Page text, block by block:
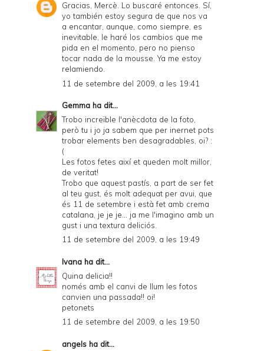
Gracias, Mercè. Lo buscaré entonces. Sí,
yo también estoy segura de que nos va
a encantar, aunque, como siempre, es
inevitable, le haré los cambios que me
pida en el momento, pero no pienso
tocar nada de la mousse. Ya me estoy
relamiendo.
11 de setembre del 2009, a les 19:41
Gemma ha dit...
Trobo increïble l'anècdota de la foto,
però tu i jo ja sabem que per inernet pots
trobar elements ben desagradables, oi? :
(
Les fotos fetes així et queden molt millor,
de veritat!
Trobo que aquest pastís, a part de ser fet
al teu gust, és molt adequat per avui, que
és 11 de setembre i està fet amb crema
catalana, je je je... ja me l'imagino amb un
gust i una textura deliciós.
11 de setembre del 2009, a les 19:49
Ivana ha dit...
Quina delicia!!
només amb el canvi de llum les fotos
canvien una passada!! oi!
petonets
11 de setembre del 2009, a les 19:50
angels ha dit...